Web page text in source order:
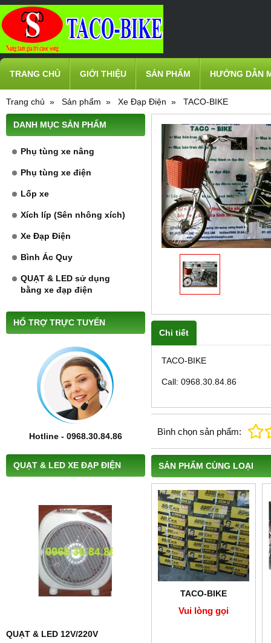
TRANG CHỦ GIỚI THIỆU SẢN PHẨM HƯỚNG DẪN
Trang chủ Sản phẩm Xe Đạp Điện TACO-BIKE
DANH MỤC SẢN PHẨM
Phụ tùng xe nâng
Phụ tùng xe điện
Lốp xe
Xích líp (Sên nhông xích)
Xe Đạp Điện
Bình Ác Quy
QUẠT & LED sử dụng
bằng xe đạp điện
HỔ TRỢ TRỰC TUYẾN
Hotline - 0968.30.84.86
QUẠT & LED XE ĐẠP ĐIỆN
QUẠT & LED 12V/220V
Chi tiết
TACO-BIKE
Call: 0968.30.84.86
Bình chọn sản phẩm:
SẢN PHẨM CÙNG LOẠI
TACO-BIKE
Vui lòng gọi